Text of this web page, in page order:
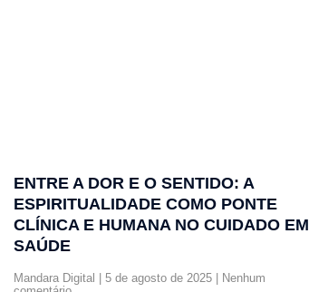
ENTRE A DOR E O SENTIDO: A
ESPIRITUALIDADE COMO PONTE
CLÍNICA E HUMANA NO CUIDADO EM
SAÚDE
Mandara Digital 5 de agosto de 2025
Nenhum